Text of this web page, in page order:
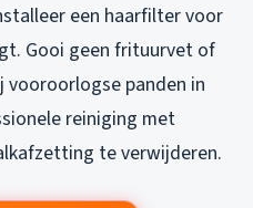
een haarfilter voor
Gooi geen frituurvet of
panden in
reiniging met
te verwijderen.